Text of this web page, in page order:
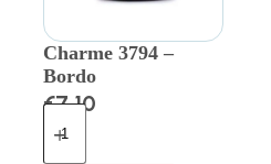
Charme 3794 –
Bordo
€7.10